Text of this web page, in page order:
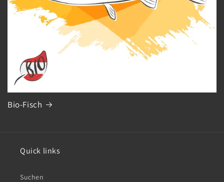
Bio-Fisch
Quick links
Suchen